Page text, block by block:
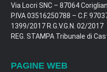
Via Locri SNC – 87064
P.IVA 03516250788 – C.F.
1399/2017 R.G.V.G.N. 02/2017
REG. STAMPA Tribunale di
PAGINE WEB